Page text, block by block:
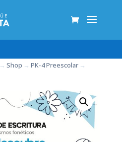
→ Shop → PK-4 Preescolar →